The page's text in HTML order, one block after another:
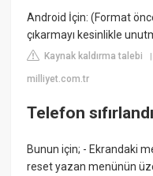
Android İçin: (Format
çıkarmayı kesinlikle
Kaynak kaldırma talebi
milliyet.com.tr
Telefon
Bunun için; - Ekrandaki
reset yazan menünün